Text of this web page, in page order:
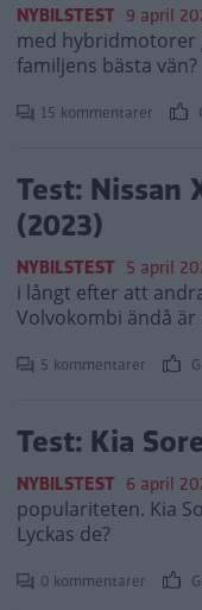
NYBILSTEST 9 april
med hybridmotorer
familjens bästa vän?
15 kommentarer
Test: Nissan
(2023)
NYBILSTEST 5 april
i långt efter att
Volvokombi ändå är
5 kommentarer
Test: Kia
NYBILSTEST 6 april
populariteten. Kia
Lyckas de?
0 kommentarer